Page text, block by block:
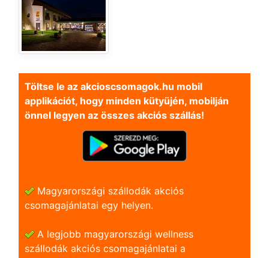
Töltse le az akcioscsomagok.hu mobil
applikációt, hogy minden kütyüjén, mobilján
önnel legyen az összes akciós szállás!
Magyarországi szállodák akciós
csomagajánlatai egy helyen.
A legjobb magyarországi wellness
szállodák akciós csomagajánlatai a